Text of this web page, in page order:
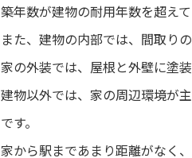
築年数が建物の耐用年数を超え
また、建物の内部では、間取り
家の外装では、屋根と外壁に塗
建物以外では、家の周辺環境が
です。
家から駅まであまり距離がなく